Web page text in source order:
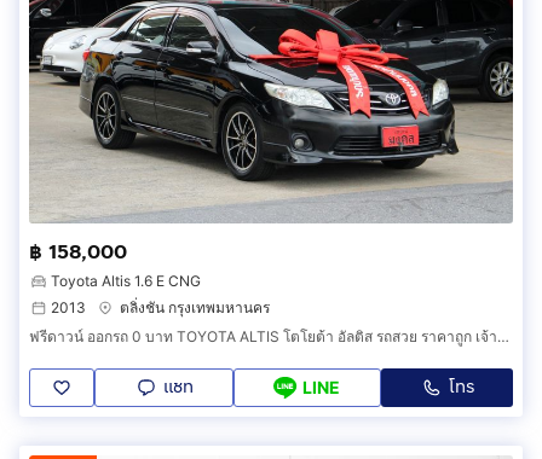
฿ 158,000
Toyota Altis 1.6 E CNG
2013
ตลิ่งชัน กรุงเทพมหานคร
ฟรีดาวน์ ออกรถ 0 บาท TOYOTA ALTIS โตโยต้า อัลติส รถสวย ราคาถูก เจ้าของขายเอง รถยนต์มือสอง ดาวน์น้อย ผ่อนถูกสบาย สภาพดี รถครอบครัว ประหยัด
แชท LINE โทร